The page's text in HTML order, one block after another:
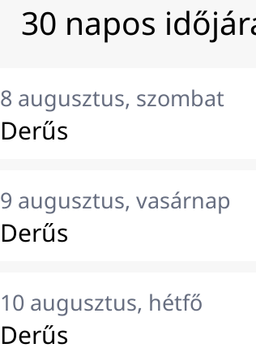
30 napos
8 augusztus, szombat
Derűs
9 augusztus, vasárnap
Derűs
10 augusztus, hétfő
Derűs